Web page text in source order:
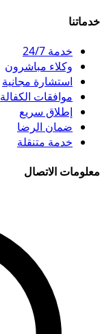
خدماتنا
خدمة 24/7
وكلاء مباشرون
استشارة مجانية
موافقات الكفالة
إطلاق سريع
ضمان الرضا
خدمة متنقلة
معلومات الاتصال